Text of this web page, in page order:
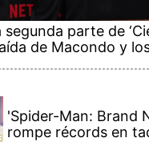
parte de
de Macondo y
'Spider-Man: Brand
rompe récords en